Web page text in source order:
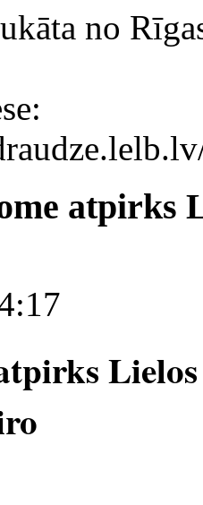
no
atpirks